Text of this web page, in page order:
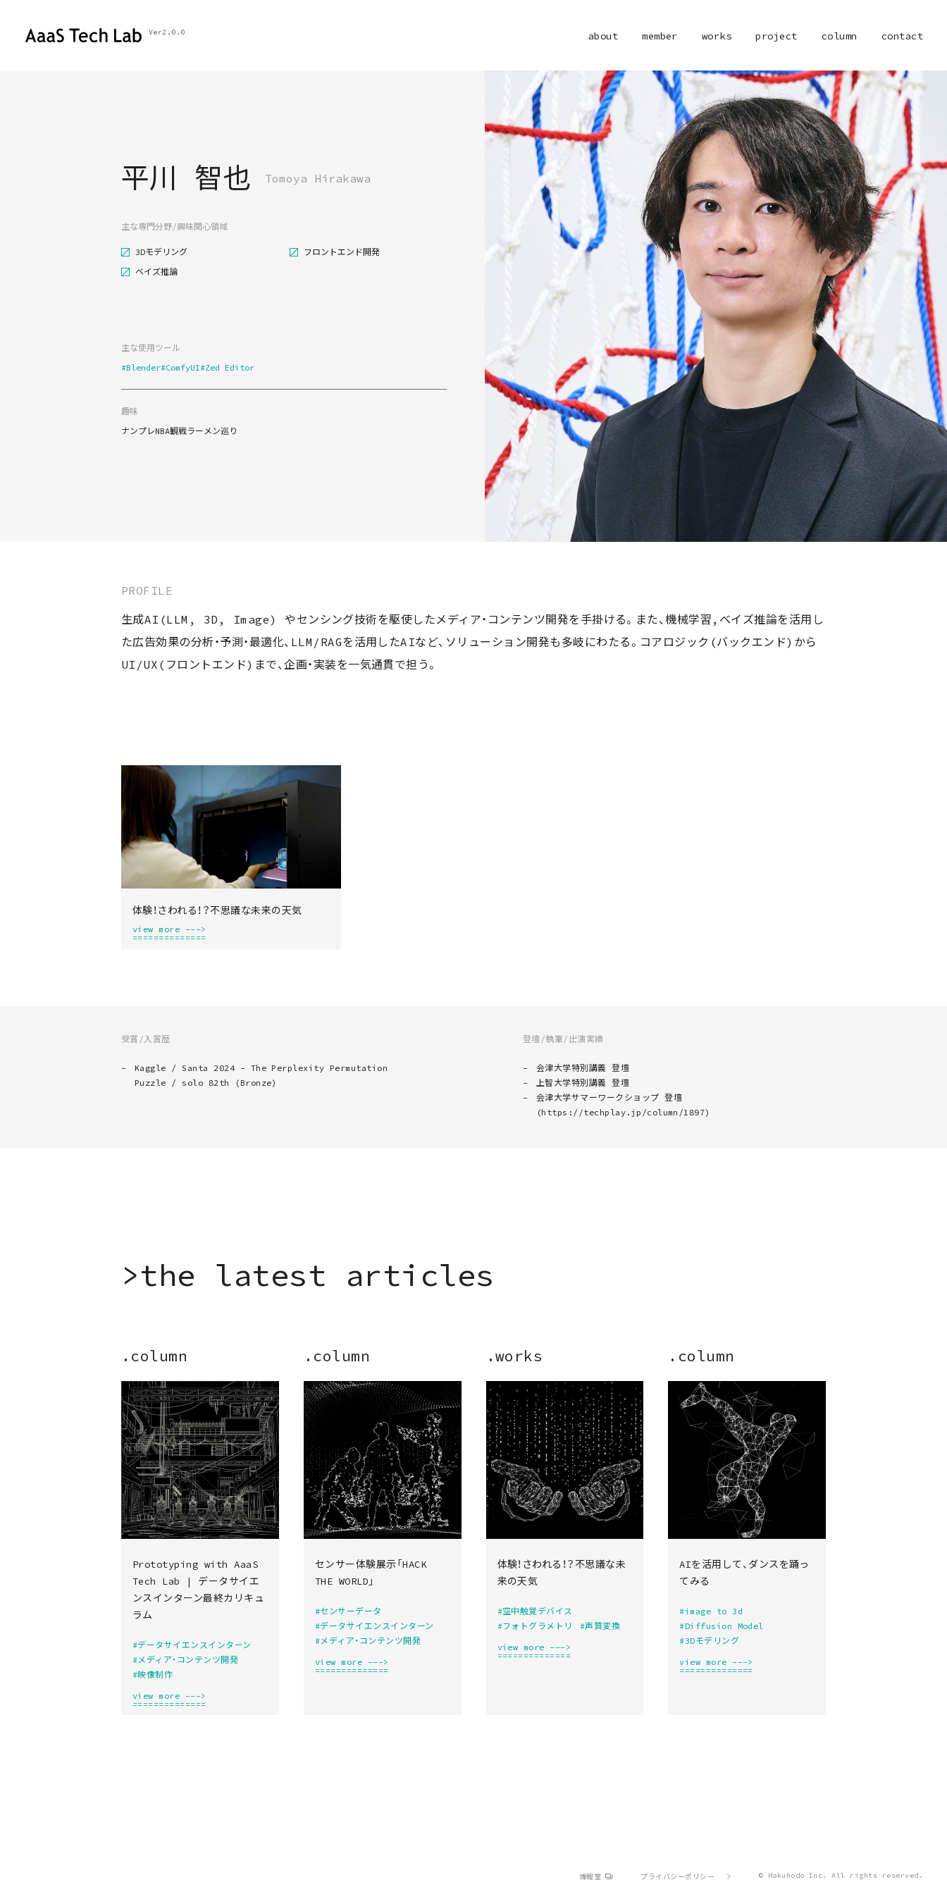
Ver2.0.0 about member works project column contact
平川 智也 Tomoya Hirakawa
主な専門分野/興味関心領域
3Dモデリング
ベイズ推論
フロントエンド開発
主な使用ツール
#Blender#ComfyUI#Zed Editor
趣味
ナンプレNBA観戦ラーメン巡り
PROFILE
生成AI(LLM, 3D, Image) やセンシング技術を駆使したメディア・コンテンツ開発を手掛ける。また、機械学習,ベイズ推論を活用し
た広告効果の分析・予測・最適化、LLM/RAGを活用したAIなど、ソリューション開発も多岐にわたる。コアロジック(バックエンド)から
UI/UX(フロントエンド)まで、企画・実装を一気通貫で担う。
体験！さわれる！？不思議な未来の天気
view more --->
==============
受賞/入賞歴
Kaggle / Santa 2024 - The Perplexity Permutation
Puzzle / solo 82th (Bronze)
登壇/執筆/出演実績
会津大学特別講義 登壇
上智大学特別講義 登壇
会津大学サマーワークショップ 登壇
(https://techplay.jp/column/1897)
>the latest arti cles
.column
Prototyping with AaaS
Tech Lab | データサイエ
ンスインターン最終カリキュ
ラム
#データサイエンスインターン
#メディア・コンテンツ開発
#映像制作
view more --->
==============
.column
センサー体験展示「HACK
THE WORLD」
#センサーデータ
#データサイエンスインターン
#メディア・コンテンツ開発
view more --->
==============
.works
体験！さわれる！？不思議な未
来の天気
#空中触覚デバイス
#フォトグラメトリ
#声質変換
view more --->
==============
.column
AIを活用して、ダンスを踊っ
てみる
#image to 3d
#Diffusion Model
#3Dモデリング
view more --->
==============
博報堂 プライバシーポリシー © Hakuhodo Inc. All rights reserved.